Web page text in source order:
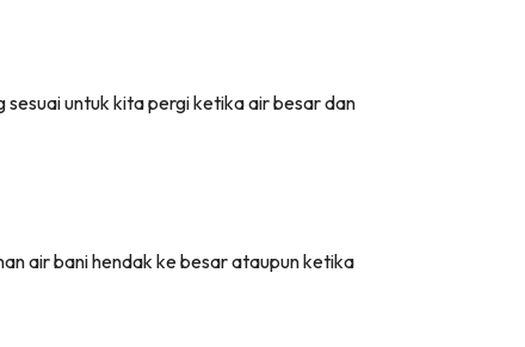
untuk kita pergi ketika air besar dan
air bani hendak ke besar ataupun ketika